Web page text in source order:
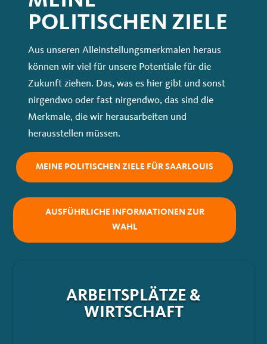
POLITISCHEN ZIELE
Aus unseren Alleinstellungsmerkmalen heraus
können wir viel für unsere Potentiale für die
Zukunft ziehen. Das, was es hier gibt und sonst
nirgendwo oder fast nirgendwo, das sind die
Merkmale, die wir herausarbeiten und
herausstellen müssen.
MEINE POLITISCHEN ZIELE FÜR SAARLOUIS
AUSFÜHRLICHE INFORMATIONEN ZUR
WAHL
ARBEITSPLÄTZE &
WIRTSCHAFT